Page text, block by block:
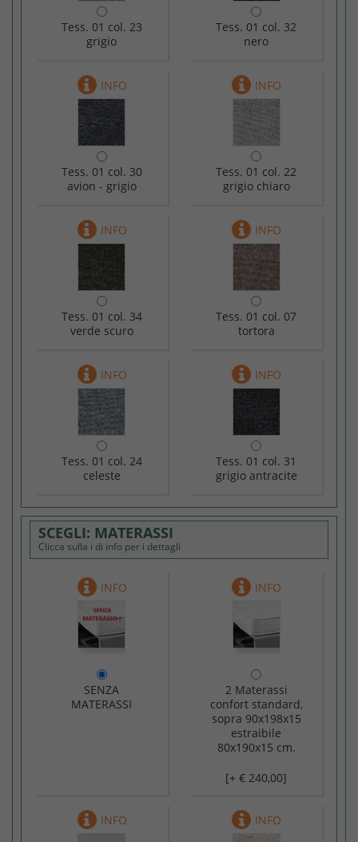
Tess. 01 col. 23
grigio
Tess. 01 col. 32
nero
Tess. 01 col. 30
avion - grigio
Tess. 01 col. 22
grigio chiaro
Tess. 01 col. 34
verde scuro
Tess. 01 col. 07
tortora
Tess. 01 col. 24
celeste
Tess. 01 col. 31
grigio antracite
MATERASSI
Clicca sulla i di info per i dettagli
SENZA
MATERASSI
2 Materassi
confort standard,
sopra 90x198x15
estraibile
80x190x15 cm.
[+ € 240,00]